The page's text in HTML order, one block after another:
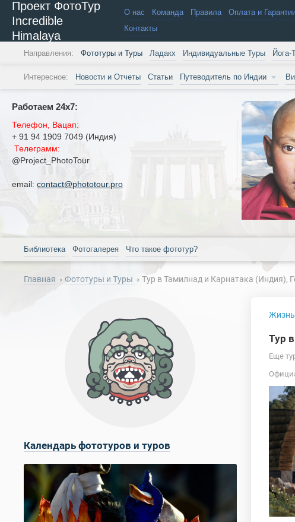
Проект ФотоТур
Incredible
Himalaya
О нас Команда Правила Оплата и
Контакты
Направления: Фототуры и Туры Ладакх Индивидуальные Туры Йога-
Интересное: Новости и Отчеты Статьи Путеводитель по Индии
Работаем 24х7:
Телефон, Вацап:
+ 91 94 1909 7049 (Индия)
Телеграмм:
@Project_PhotoTour
email: contact@phototour.pro
Библиотека Фотогалерея Что такое фототур?
Главная Фототуры и Туры Тур в Тамилнад и Карнатака (Индия),
Календарь фототуров и туров
Жизнь
Тур
Еще